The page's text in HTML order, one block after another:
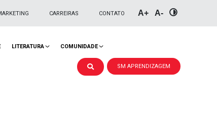
CARREIRAS CONTATO A+ A-
LITERATURA COMUNIDADE
SM APRENDIZAGEM